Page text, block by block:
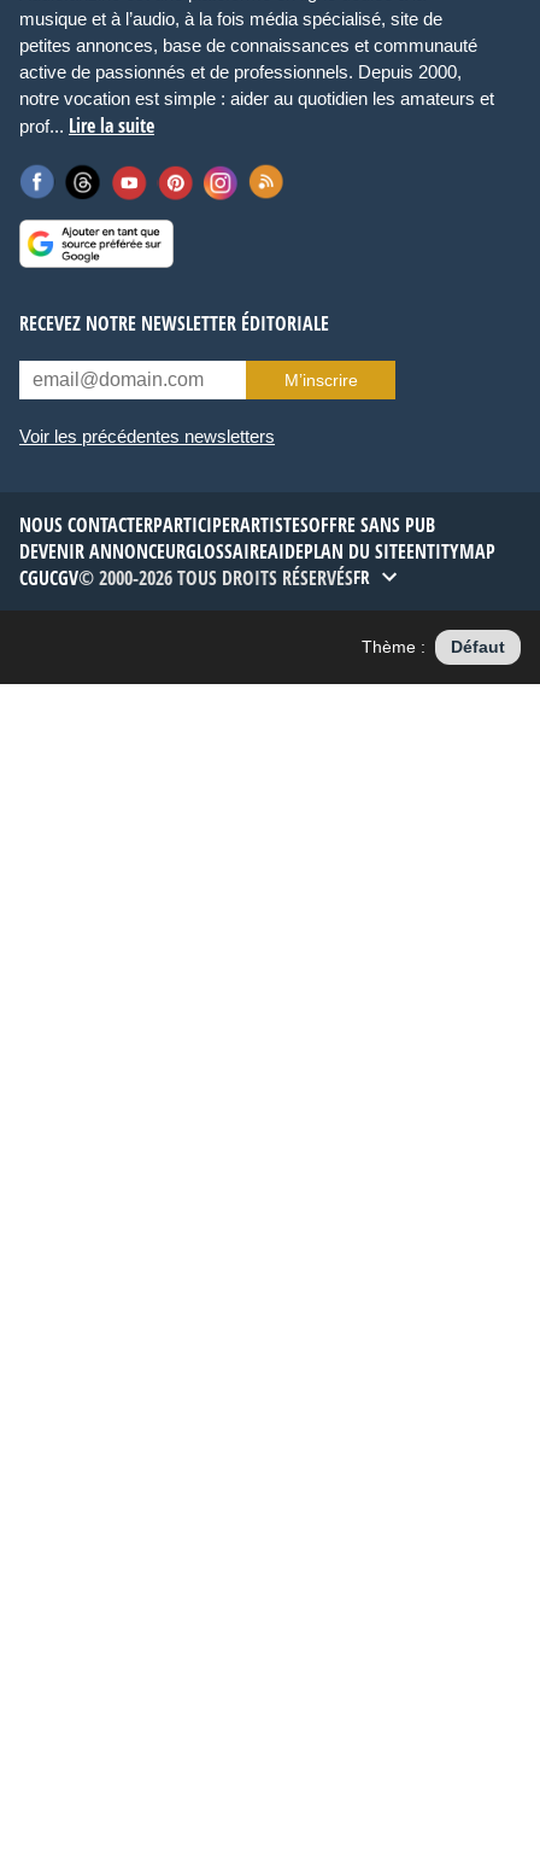
musique et à l’audio, à la fois média spécialisé, site de
petites annonces, base de connaissances et communauté
active de passionnés et de professionnels. Depuis 2000,
notre vocation est simple : aider au quotidien les amateurs et
prof... Lire la suite
RECEVEZ NOTRE NEWSLETTER ÉDITORIALE
M’inscrire
Voir les précédentes newsletters
NOUS CONTACTERPARTICIPERARTISTESOFFRE SANS PUB
DEVENIR ANNONCEURGLOSSAIREAIDEPLAN DU SITEENTITYMAP
CGUCGV© 2000-2026 TOUS DROITS RÉSERVÉSFR
Thème : Défaut